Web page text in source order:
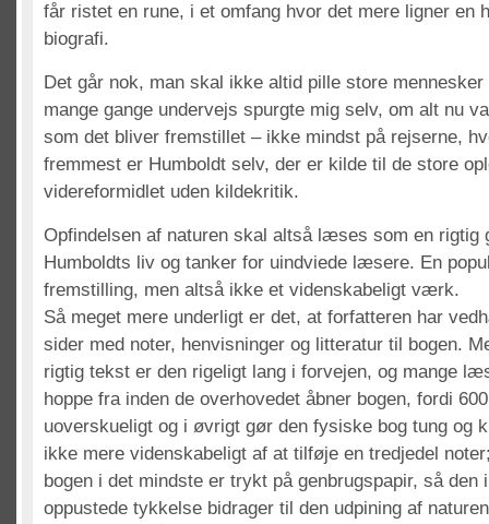
får ristet en rune, i et omfang hvor det mere ligner en
biografi.
Det går nok, man skal ikke altid pille store
mange gange undervejs spurgte mig selv, om alt nu
som det bliver fremstillet – ikke mindst på rejserne,
fremmest er Humboldt selv, der er kilde til de store
videreformidlet uden kildekritik.
Opfindelsen af naturen skal altså læses som en rigtig
Humboldts liv og tanker for uindviede læsere. En
fremstilling, men altså ikke et videnskabeligt værk.
Så meget mere underligt er det, at forfatteren har
sider med noter, henvisninger og litteratur til bogen.
rigtig tekst er den rigeligt lang i forvejen, og mange
hoppe fra inden de overhovedet åbner bogen, fordi
uoverskueligt og i øvrigt gør den fysiske bog tung og
ikke mere videnskabeligt af at tilføje en tredjedel
bogen i det mindste er trykt på genbrugspapir, så den
oppustede tykkelse bidrager til den udpining af